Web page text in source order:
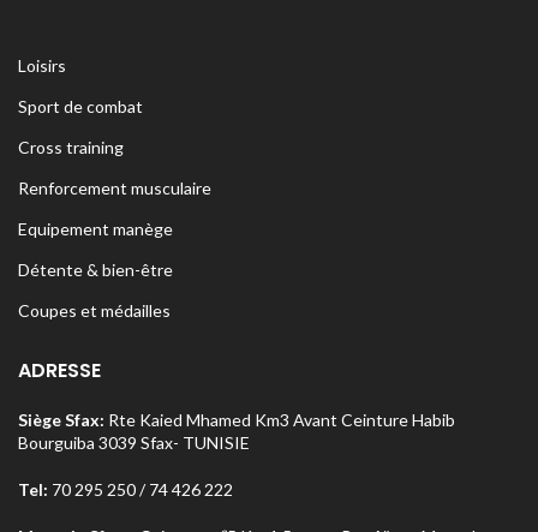
Loisirs
Sport de combat
Cross training
Renforcement musculaire
Equipement manège
Détente & bien-être
Coupes et médailles
ADRESSE
Siège Sfax: Rte Kaied Mhamed Km3 Avant Ceinture Habib
Bourguiba 3039 Sfax- TUNISIE
Tel: 70 295 250 / 74 426 222